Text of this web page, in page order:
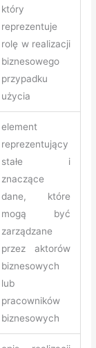
który
reprezentuje
rolę w realizacji
biznesowego
przypadku
użycia
element
reprezentujący
stałe i
znaczące
dane, które
mogą być
zarządzane
przez aktorów
biznesowych
lub
pracowników
biznesowych